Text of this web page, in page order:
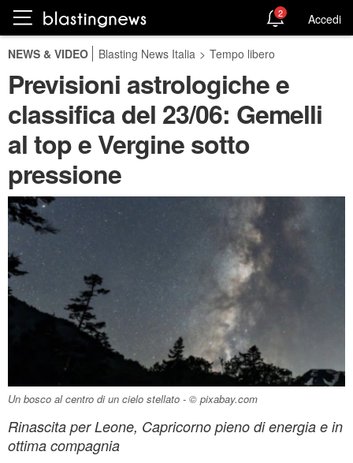
2 Accedi
NEWS & VIDEO Blasting News Italia > Tempo libero
Previsioni astrologiche e
classifica del 23/06: Gemelli
al top e Vergine sotto
pressione
Un bosco al centro di un cielo stellato - © pixabay.com
Rinascita per Leone, Capricorno pieno di energia e in
ottima compagnia